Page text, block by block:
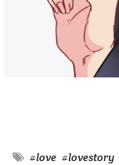
#love #lovestory